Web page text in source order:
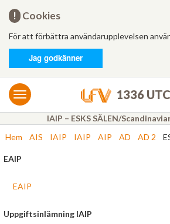
! Cookies
För att förbättra användarupplevelsen
Jag godkänner
1336 UTC
IAIP – ESKS SÄLEN/
Hem
AIS IAIP IAIP AIP AD AD 2
EAIP
EAIP
Uppgiftsinlämning IAIP
Hem
Logga in
MET/AIS
MET
AIS
Bulletiner
FÄRDPLANERING
Ny
Från mall